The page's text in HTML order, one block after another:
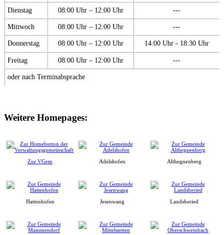
Dienstag 08:00 Uhr – 12:00 Uhr ---
Mittwoch 08:00 Uhr – 12:00 Uhr ---
Donnerstag 08:00 Uhr – 12:00 Uhr 14:00 Uhr - 18:30 Uhr
Freitag 08:00 Uhr – 12:00 Uhr ---
oder nach Terminabsprache
Weitere Homepages:
Zur VGem Adelshofen Althegnenberg
Hattenhofen Jesenwang Landsberied